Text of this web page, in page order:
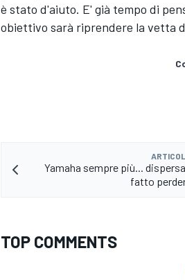
è stato d'aiuto. E' già tempo di
obiettivo sarà riprendere la vetta
Yamaha sempre più...
fatto
TOP COMMENTS